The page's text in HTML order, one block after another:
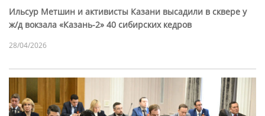
Ильсур Метшин и активисты Казани высадили в сквере у
ж/д вокзала «Казань-2» 40 сибирских кедров
28/04/2026